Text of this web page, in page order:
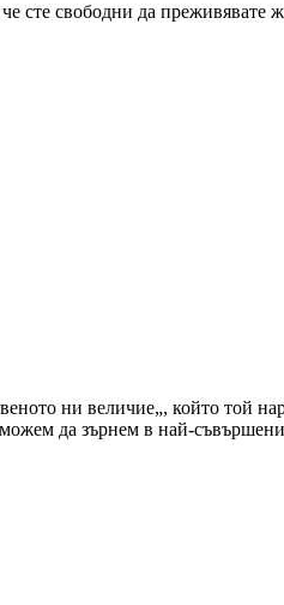
сте свободни да преживявате
ни величие„, който той
да зърнем в най-